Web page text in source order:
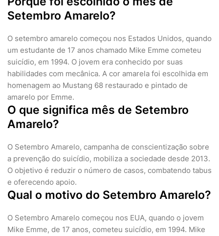
Setembro Amarelo?
O setembro amarelo começou nos Estados Unidos, quando
um estudante de 17 anos chamado Mike Emme cometeu
suicídio, em 1994. O jovem era conhecido por suas
habilidades com mecânica. A cor amarela foi escolhida em
homenagem ao Mustang 68 restaurado e pintado de
amarelo por Emme.
O que significa mês de Setembro
Amarelo?
O Setembro Amarelo, campanha de conscientização sobre
a prevenção do suicídio, mobiliza a sociedade desde 2013.
O objetivo é reduzir o número de casos, combatendo tabus
e oferecendo apoio.
Qual o motivo do Setembro Amarelo?
O Setembro Amarelo começou nos EUA, quando o jovem
Mike Emme, de 17 anos, cometeu suicídio, em 1994. Mike